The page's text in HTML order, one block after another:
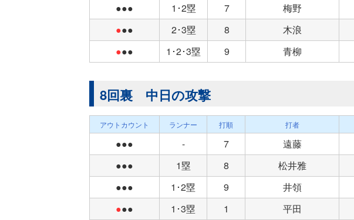
●●●
1･2塁 7 梅野
●●● 2･3塁 8 木浪
●●● 1･2･3塁 9 青柳
8回裏 中日の攻撃
アウトカウント ランナー 打順 打者
●●● - 7 遠藤
●●●
1塁 8 松井雅
●●●
1･2塁 9 井領
●●● 1･3塁 1 平田